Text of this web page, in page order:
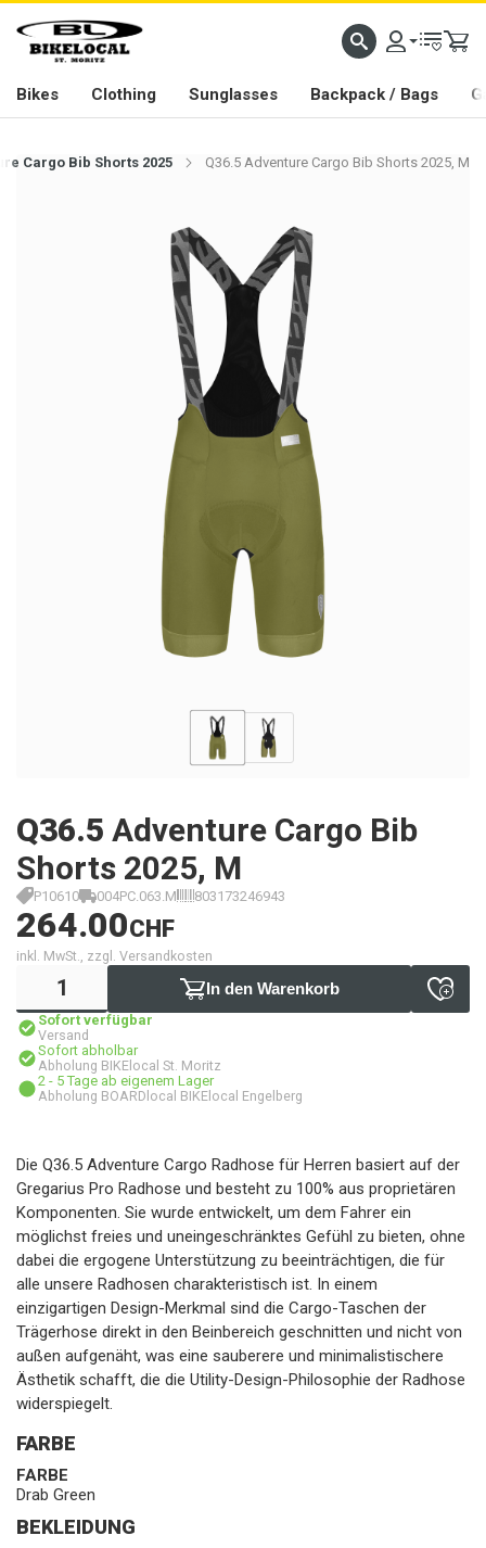
PASSION IN ALL WE DO
Bikes Clothing Sunglasses Backpack / Bags
Cargo Bib Shorts 2025 Q36.5 Adventure Cargo Bib Shorts 2025, M
Q36.5 Adventure Cargo Bib
Shorts 2025, M
P10610 004PC.063.M 803173246943
264.00CHF
inkl. MwSt., zzgl. Versandkosten
In den Warenkorb
Sofort verfügbar
Versand
Sofort abholbar
Abholung BIKElocal St. Moritz
2 - 5 Tage ab eigenem Lager
Abholung BOARDlocal BIKElocal Engelberg
Die Q36.5 Adventure Cargo Radhose für Herren basiert auf der
Gregarius Pro Radhose und besteht zu 100% aus proprietären
Komponenten. Sie wurde entwickelt, um dem Fahrer ein
möglichst freies und uneingeschränktes Gefühl zu bieten, ohne
dabei die ergogene Unterstützung zu beeinträchtigen, die für
alle unsere Radhosen charakteristisch ist. In einem
einzigartigen Design-Merkmal sind die Cargo-Taschen der
Trägerhose direkt in den Beinbereich geschnitten und nicht von
außen aufgenäht, was eine sauberere und minimalistischere
Ästhetik schafft, die die Utility-Design-Philosophie der Radhose
widerspiegelt.
FARBE
FARBE
Drab Green
BEKLEIDUNG